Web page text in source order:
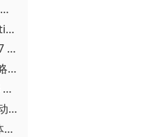
▪ 施耐德电气发布2026上半年可持续发展成绩单 "Impact 2030"路线图开局稳健
▪ 谷歌发布Gemini Robotics 2模型 实现人形机器人全身智能控制突破
▪ 并购整合 + 标准落地！7 月工业自动化产业动态速递
▪ 汇川技术首次披露AI战略进展：从两个方面推动“AI业务化”落地
▪ 聚焦智造新机遇！2026 青岛数字化及智能制造技术论坛圆满落幕
▪ 相继宣布重磅收购，自动化巨头新一轮并购潮剑指何方？
▪ 西门子Eigen工程智能体落地中国，工业AI跨越物理世界“确定性”拐点